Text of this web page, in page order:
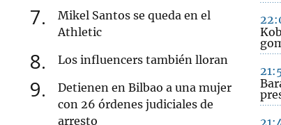
7
Mikel Santos se queda en el
Athletic
8 Los influencers también lloran
9
Detienen en Bilbao a una mujer
con 26 órdenes judiciales de
arresto